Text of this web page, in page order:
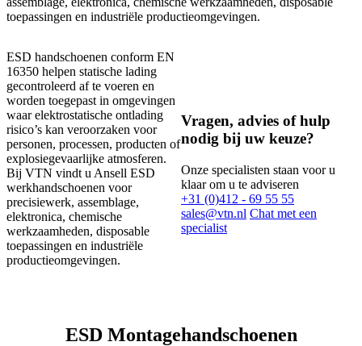
toepassingen en industriële productieomgevingen.
ESD handschoenen conform EN
16350 helpen statische lading
gecontroleerd af te voeren en
worden toegepast in omgevingen
waar elektrostatische ontlading
risico’s kan veroorzaken voor
personen, processen, producten of
explosiegevaarlijke atmosferen.
Bij VTN vindt u Ansell ESD
werkhandschoenen voor
precisiewerk, assemblage,
elektronica, chemische
werkzaamheden, disposable
toepassingen en industriële
productieomgevingen.
Vragen, advies of hulp
nodig bij uw keuze?
Onze specialisten staan voor u
klaar om u te adviseren
+31 (0)412 - 69 55 55
sales@vtn.nl Chat met een
specialist
ESD Montagehandschoenen